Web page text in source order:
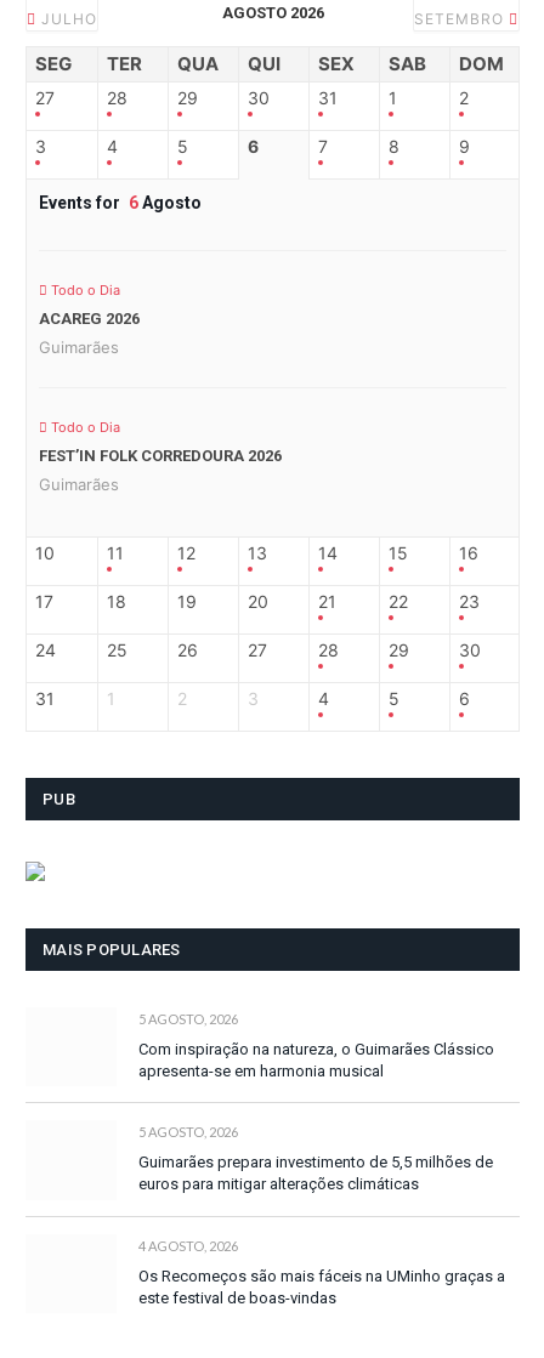
JULHO AGOSTO 2026 SETEMBRO
SEG TER QUA QUI SEX SAB DOM
27 28 29 30 31 1 2
3 4 5 6 7 8 9
Events for 6Agosto
Todo o Dia
ACAREG 2026
Guimarães
Todo o Dia
FEST’IN FOLK CORREDOURA 2026
Guimarães
10 11 12 13 14 15 16
17 18 19 20 21 22 23
24 25 26 27 28 29 30
31 1 2 3 4 5 6
PUB
MAIS POPULARES
5 AGOSTO, 2026
Com inspiração na natureza, o Guimarães Clássico
apresenta-se em harmonia musical
5 AGOSTO, 2026
Guimarães prepara investimento de 5,5 milhões de
euros para mitigar alterações climáticas
4 AGOSTO, 2026
Os Recomeços são mais fáceis na UMinho graças a
este festival de boas-vindas